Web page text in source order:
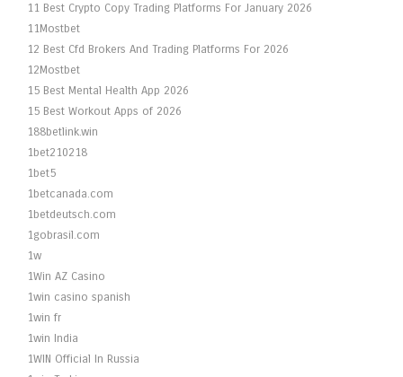
11 Best Crypto Copy Trading Platforms For January 2026
11Mostbet
12 Best Cfd Brokers And Trading Platforms For 2026
12Mostbet
15 Best Mental Health App 2026
15 Best Workout Apps of 2026
188betlink.win
1bet210218
1bet5
1betcanada.com
1betdeutsch.com
1gobrasil.com
1w
1Win AZ Casino
1win casino spanish
1win fr
1win India
1WIN Official In Russia